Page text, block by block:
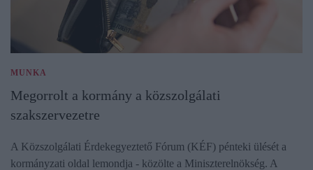
MUNKA
Megorrolt a kormány a közszolgálati
szakszervezetre
A Közszolgálati Érdekegyeztető Fórum (KÉF) pénteki ülését a
kormányzati oldal lemondja - közölte a Miniszterelnökség. A